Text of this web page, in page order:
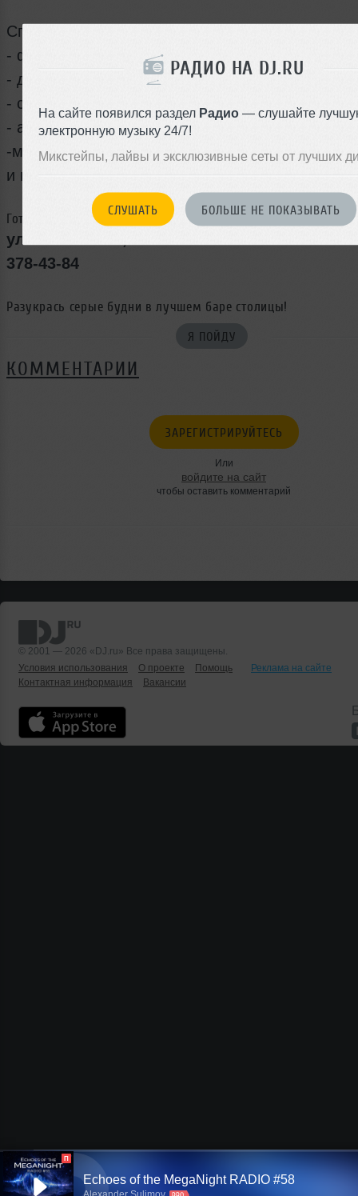
РАДИО НА DJ.RU
На сайте появился раздел Радио — слушайте
электронную музыку 24/7!
Микстейпы, лайвы и эксклюзивные сеты от лучших
СЛУШАТЬ БОЛЬШЕ НЕ ПОКАЗЫВАТЬ
Специально для тебя:
- фирменный танцы на барной стойке,
- драйвовые койотки
- сексуальные боди-шоты
- алкогольные метры
-мировые рок и поп-хиты
и конечно, эксклюзивные акции.
Готов веселиться? Тогда приезжай к нам
ул. Малышева, 51
378-43-84
Разукрась серые будни в лучшем баре столицы!
Я ПОЙДУ
КОММЕНТАРИИ
ЗАРЕГИСТРИРУЙТЕСЬ
Или
войдите на сайт
чтобы оставить комментарий
© 2001 — 2026 «DJ.ru» Все права защищены.
Условия использования
О проекте Помощь
Реклама на сайте
Контактная информация
Вакансии
П
Echoes of the MegaNight RADIO #58